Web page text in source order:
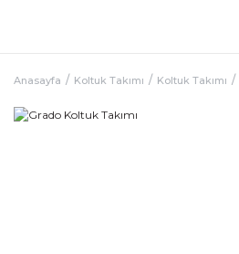
Anasayfa Koltuk Takımı Koltuk Takımı